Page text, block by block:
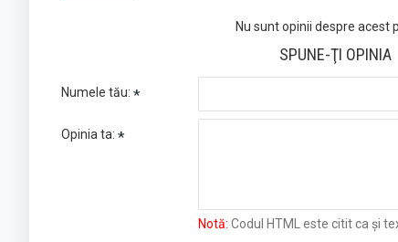
Nu sunt opinii despre acest
SPUNE-ŢI OPINIA
Numele tău:
Opinia ta:
Notă: Codul HTML este citit ca şi